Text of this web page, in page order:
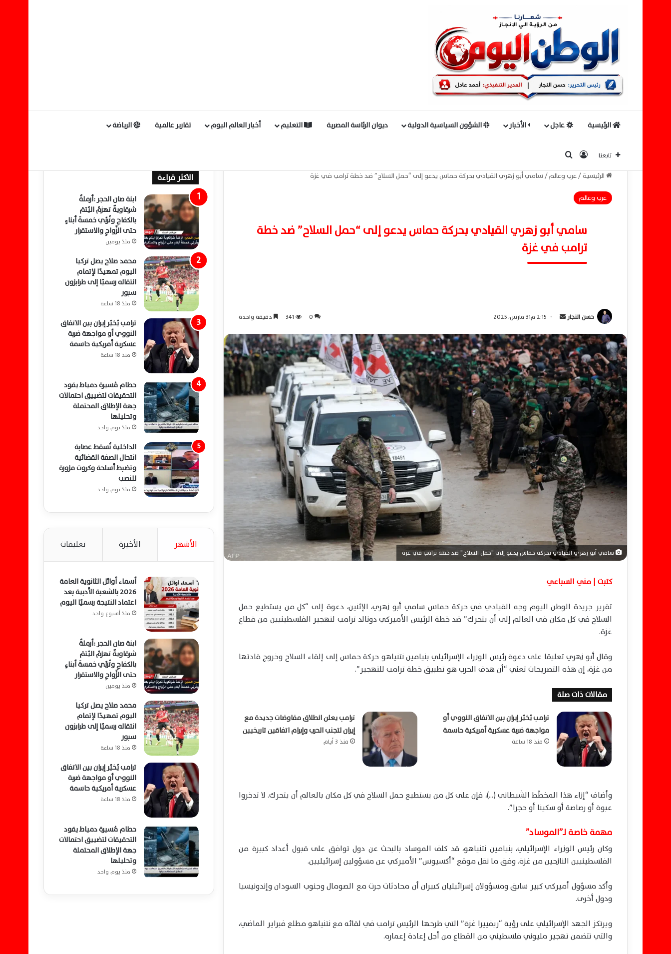
الرئيسية عاجل الأخبار الشؤون السياسية الدولية ديوان الرئاسة المصرية التعليم أخبار العالم اليوم تقارير عالمية الرياضة
تابعنا تسجيل الدخول
الرئيسية/عرب وعالم/سامي أبو زهري القيادي بحركة حماس يدعو إلى “حمل السلاح” ضد خطة ترامب في غزة
عرب وعالم
سامي أبو زهري القيادي بحركة حماس يدعو إلى “حمل السلاح” ضد خطة
ترامب في غزة
حسن النجار
س
ل
ب
ر
ي
د
ا
ل
ك
ت
ر
و
ن
ي
ا
2:15 م31 مارس، 2025 0
341 دقيقة واحدة
سامي أبو زهري القيادي بحركة حماس يدعو إلى "حمل السلاح" ضد خطة ترامب في غزة
كتبت | مني السباعي
تقرير جريدة الوطن اليوم وجه القيادي في حركة حماس سامي أبو زهري، الإثنين، دعوة إلى “كل من يستطيع حمل
السلاح في كل مكان في العالم إلى أن يتحرك” ضد خطة الرئيس الأميركي دونالد ترامب لتهجير الفلسطينيين من قطاع
غزة.
وقال أبو زهري تعليقا على دعوة رئيس الوزراء الإسرائيلي بنيامين نتنياهو حركة حماس إلى إلقاء السلاح وخروج قادتها
من غزة، إن هذه التصريحات تعني “أن هدف الحرب هو تطبيق خطة ترامب للتهجير”.
مقالات ذات صلة
ترامب يُخيّر إيران بين الاتفاق النووي أو
مواجهة ضربة عسكرية أمريكية حاسمة
منذ 18 ساعة
ترامب يعلن انطلاق مفاوضات جديدة مع
إيران لتجنب الحرب وإبرام اتفاقين تاريخيين
منذ 3 أيام
وأضاف “إزاء هذا المخطّط الشَيطاني (…)، فإن على كل من يستطيع حمل السلاح في كل مكان بالعالم أن يتحرك. لا تدخروا
عبوة أو رصاصة أو سكينا أو حجرا”.
مهمة خاصة لـ”الموساد”
وكان رئيس الوزراء الإسرائيلي، بنيامين نتنياهو، قد كلف الموساد بالبحث عن دول توافق على قبول أعداد كبيرة من
الفلسطينيين النازحين من غزة. وفق ما نقل موقع “أكسيوس” الأميركي عن مسؤولين إسرائيليين.
وأكد مسؤول أميركي كبير سابق ومسؤولان إسرائيليان كبيران أن محادثات جرت مع الصومال وجنوب السودان وإندونيسيا
ودول أخرى.
ويرتكز الجهد الإسرائيلي على رؤية “ريفييرا غزة” التي طرحها الرئيس ترامب في لقائه مع نتنياهو مطلع فبراير الماضي،
والتي تتضمن تهجير مليوني فلسطيني من القطاع من أجل إعادة إعماره.
الاكثر قراءة
ابنة صان الحجر :أرملةٌ
شرقاويةٌ تهزمُ اليُتمَ
بالكفاحِ وتُربِّي خمسةَ أبناءٍ
حتى الزَّواجِ والاستقرار
منذ يومين
محمد صلاح يصل تركيا
اليوم تمهيدًا لإتمام
انتقاله رسميًا إلى طرابزون
سبور
منذ 18 ساعة
ترامب يُخيّر إيران بين الاتفاق
النووي أو مواجهة ضربة
عسكرية أمريكية حاسمة
منذ 18 ساعة
حطام مُسيرة دمياط يقود
التحقيقات لتضييق احتمالات
جهة الإطلاق المحتملة
وتحليلها
منذ يوم واحد
الداخلية تُسقط عصابة
انتحال الصفة القضائية
وتضبط أسلحة وكروت مزورة
للنصب
منذ يوم واحد
الأشهر الأخيرة تعليقات
أسماء أوائل الثانوية العامة
2026 بالشعبة الأدبية بعد
اعتماد النتيجة رسميًا اليوم
منذ أسبوع واحد
ابنة صان الحجر :أرملةٌ
شرقاويةٌ تهزمُ اليُتمَ
بالكفاحِ وتُربِّي خمسةَ أبناءٍ
حتى الزَّواجِ والاستقرار
منذ يومين
محمد صلاح يصل تركيا
اليوم تمهيدًا لإتمام
انتقاله رسميًا إلى طرابزون
سبور
منذ 18 ساعة
ترامب يُخيّر إيران بين الاتفاق
النووي أو مواجهة ضربة
عسكرية أمريكية حاسمة
منذ 18 ساعة
حطام مُسيرة دمياط يقود
التحقيقات لتضييق احتمالات
جهة الإطلاق المحتملة
وتحليلها
منذ يوم واحد